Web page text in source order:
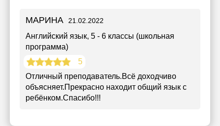
МАРИНА 21.02.2022
Английский язык, 5 - 6 классы (школьная
программа)
5
Отличный преподаватель.Всё доходчиво
объясняет.Прекрасно находит общий язык с
ребёнком.Спасибо!!!